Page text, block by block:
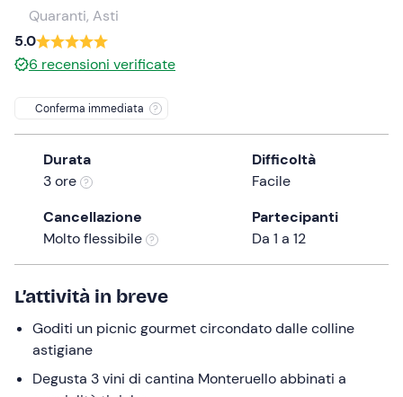
date.
Press
the
mark
key
keyboard
shortcuts
for
dates.
Quaranti, Asti
5.0
6 recensioni verificate
Conferma immediata
Durata
3 ore
Difficoltà
Facile
Cancellazione
Molto flessibile
Partecipanti
Da 1 a 12
L’attività in breve
Goditi un picnic gourmet circondato dalle colline
astigiane
Degusta 3 vini di cantina Monteruello abbinati a